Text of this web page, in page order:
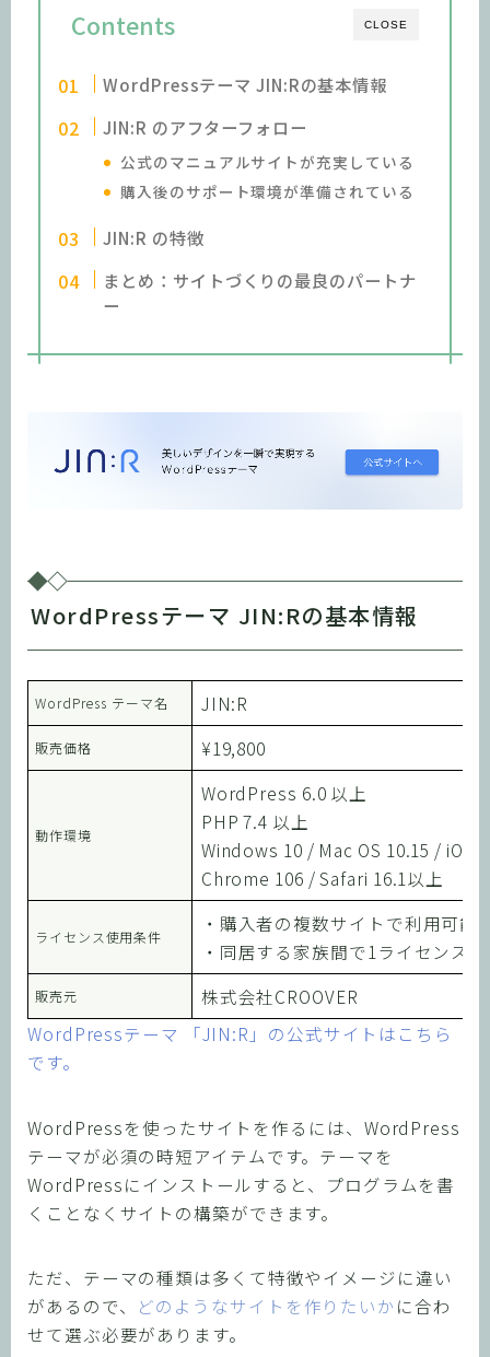
CLOSE
Contents
WordPressテーマ JIN:Rの基本情報
JIN:R のアフターフォロー
公式のマニュアルサイトが充実している
購入後のサポート環境が準備されている
JIN:R の特徴
まとめ：サイトづくりの最良のパートナ
ー
WordPressテーマ JIN:Rの基本情報
WordPress テーマ名 JIN:R
販売価格 ¥19,800
動作環境
WordPress 6.0 以上
PHP 7.4 以上
Windows 10 / Mac OS 10.15 / iOS
Chrome 106 / Safari 16.1以上
ライセンス使用条件
・購入者の複数サイトで利用可能
・同居する家族間で1ライセンス
販売元
株式会社CROOVER
WordPressテーマ 「JIN:R」の公式サイトはこちら
です。
WordPressを使ったサイトを作るには、WordPress
テーマが必須の時短アイテムです。テーマを
WordPressにインストールすると、プログラムを書
くことなくサイトの構築ができます。
ただ、テーマの種類は多くて特徴やイメージに違い
があるので、
どのようなサイトを作りたいかに合わ
せて選ぶ必要があります。